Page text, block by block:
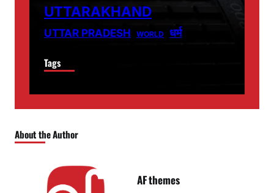
UTTARAKHAND
UTTAR PRADESH WORLD धर्म
Tags
About the Author
AF themes